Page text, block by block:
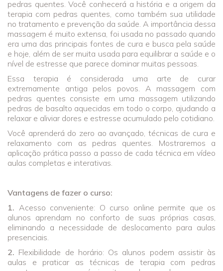
pedras quentes. Você conhecerá a história e a origem da
terapia com pedras quentes, como também sua utilidade
no tratamento e prevenção da saúde. A importância dessa
massagem é muito extensa, foi usada no passado quando
era uma das principais fontes de cura e busca pela saúde
e hoje, além de ser muita usada para equilibrar a saúde e o
nível de estresse que parece dominar muitas pessoas.
Essa terapia é considerada uma arte de curar
extremamente antiga pelos povos. A massagem com
pedras quentes consiste em uma massagem utilizando
pedras de basalto aquecidas em todo o corpo, ajudando a
relaxar e aliviar dores e estresse acumulado pelo cotidiano.
Você aprenderá do zero ao avançado, técnicas de cura e
relaxamento com as pedras quentes. Mostraremos a
aplicação prática passo a passo de cada técnica em vídeo
aulas completas e interativas.
Vantagens de fazer o curso:
1. Acesso conveniente: O curso online permite que os
alunos aprendam no conforto de suas próprias casas,
eliminando a necessidade de deslocamento para aulas
presenciais.
2. Flexibilidade de horário: Os alunos podem assistir às
aulas e praticar as técnicas de terapia com pedras